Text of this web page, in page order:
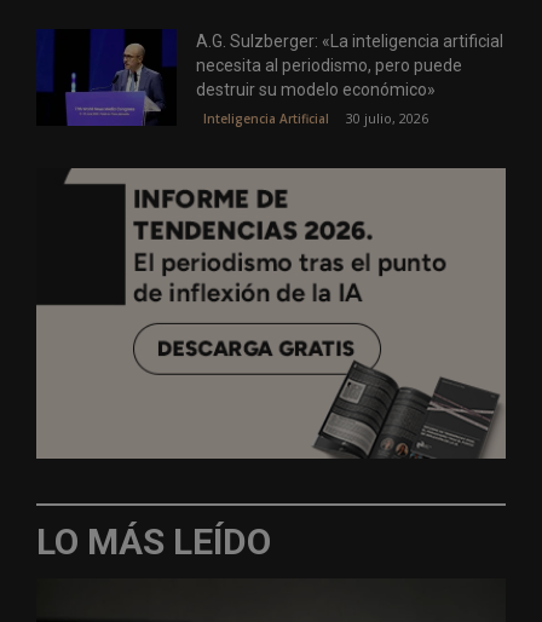
A.G. Sulzberger: «La inteligencia artificial
necesita al periodismo, pero puede
destruir su modelo económico»
Inteligencia Artificial 30 julio, 2026
LO MÁS LEÍDO